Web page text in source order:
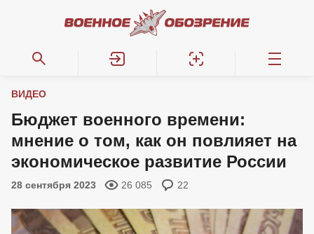
ВИДЕО
Бюджет военного времени:
мнение о том, как он повлияет на
экономическое развитие России
28 сентября 2023 26 085 22